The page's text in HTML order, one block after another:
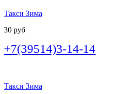
Такси Зима
30 руб
+7(39514)3-14-14
Такси Зима